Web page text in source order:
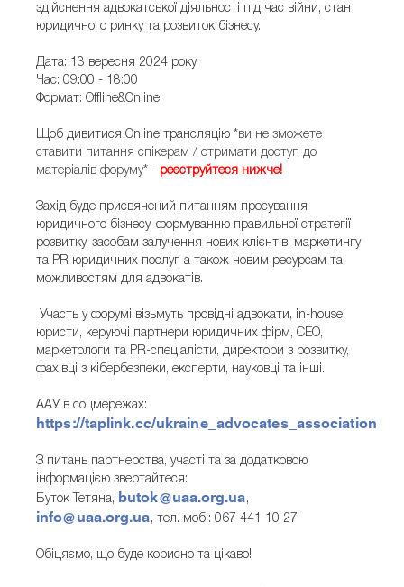
здійснення адвокатської діяльності під час війни, стан
юридичного ринку та розвиток бізнесу.
Дата: 13 вересня 2024 року
Час: 09:00 - 18:00
Формат: Offline&Online
Щоб дивитися Online трансляцію *ви не зможете
ставити питання спікерам / отримати доступ до
матеріалів форуму* - реєструйтеся нижче!
Захід буде присвячений питанням просування
юридичного бізнесу, формуванню правильної стратегії
розвитку, засобам залучення нових клієнтів, маркетингу
та PR юридичних послуг, а також новим ресурсам та
можливостям для адвокатів.
Участь у форумі візьмуть провідні адвокати, in-house
юристи, керуючi партнери юридичних фірм, СЕО,
маркетологи та PR-спеціалісти, директори з розвитку,
фахівці з кібербезпеки, експерти, науковці та інші.
ААУ в соцмережах:
https://taplink.cc/ukraine_advocates_association
З питань партнерства, участі та за додатковою
інформацією звертайтеся:
Буток Тетяна, butok@uaa.org.ua,
info@uaa.org.ua, тел. моб.: 067 441 10 27
Обіцяємо, що буде корисно та цікаво!